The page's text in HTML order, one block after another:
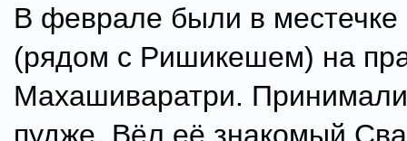
В феврале были в
(рядом с Ришикешем) на
Махашиваратри. Принимали